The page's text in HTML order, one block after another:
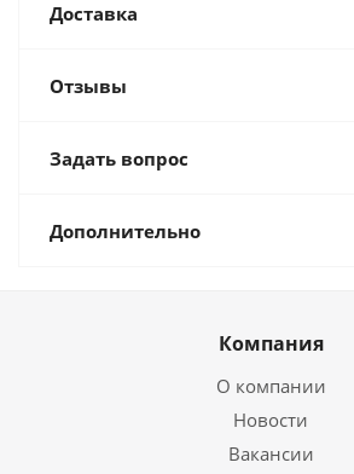
Доставка
Отзывы
Задать вопрос
Дополнительно
Компания
О компании
Новости
Вакансии